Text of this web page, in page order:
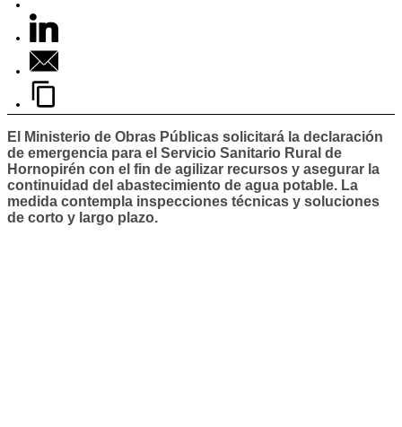
El Ministerio de Obras Públicas solicitará la declaración
de emergencia para el Servicio Sanitario Rural de
Hornopirén con el fin de agilizar recursos y asegurar la
continuidad del abastecimiento de agua potable. La
medida contempla inspecciones técnicas y soluciones
de corto y largo plazo.